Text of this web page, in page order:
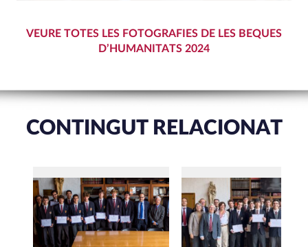
VEURE TOTES LES FOTOGRAFIES DE LES BEQUES
D’HUMANITATS 2024
CONTINGUT RELACIONAT